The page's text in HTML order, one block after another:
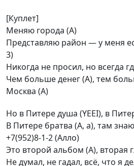
[Куплет]
Меняю города (А)
Представляю район — у меня
3)
Никогда не просил, но всегда
Чем больше денег (А), тем
Москва (А)
Но в Питере душа (YEEI), в
В Питере братва (А, а), там
+7(952)8-1-2 (Алло)
Это второй альбом (А), вторая
Не думал, не гадал, всё, что я